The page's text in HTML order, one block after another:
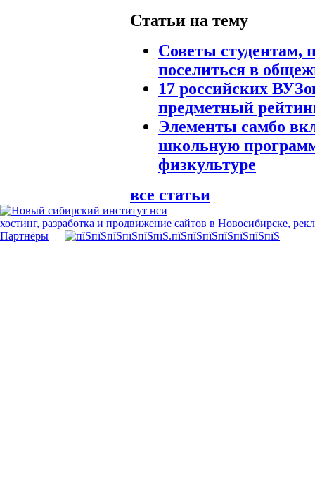
Статьи на тему
Советы
поселиться в
17 российских
предметный
Элементы самбо
школьную
физкультуре
все статьи
хостинг, разработка и продвижение сайтов в Новосибирске,
Партнёры